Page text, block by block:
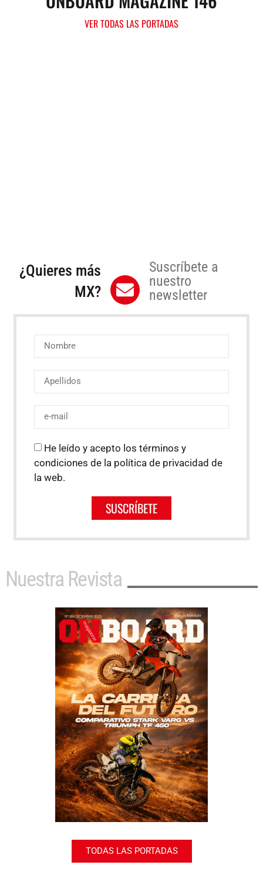
VER TODAS LAS PORTADAS
¿Quieres más
MX?
Suscríbete a
nuestro
newsletter
He leído y acepto los términos y
condiciones de la política de privacidad de
la web.
SUSCRÍBETE
Nuestra Revista
TODAS LAS PORTADAS